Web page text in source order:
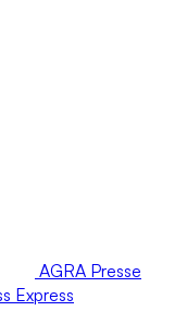
AGRA Presse
Express